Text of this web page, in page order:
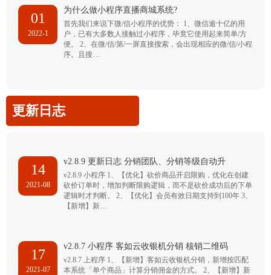
01
2022-1
为什么做小程序直播商城系统?
首先我们来说下微/信小程序的优势： 1、微信逾十亿的用
户，已有大多数人接触过小程序，毕竟它使用起来简单/方
便。 2、在微/信/第/一屏直接搜索，会出现相应的微/信/小程
序。且搜…
更新日志
14
2021-08
v2.8.9 更新日志 分销团队、分销等级自动升
v2.8.9 小程序 1、【优化】砍价商品开启限购，优化在创建
砍价订单时，增加判断限购逻辑，而不是砍价成功后的下单
逻辑时才判断。 2、【优化】会员有效日期支持到100年 3、
【新增】新…
17
2021-07
v2.8.7 小程序 客如云收银机分销 核销二维码
v2.8.7 上程序 1、【新增】客如云收银机分销，新增按匹配
本系统「单个商品」计算分销佣金的方式。 2、【新增】新